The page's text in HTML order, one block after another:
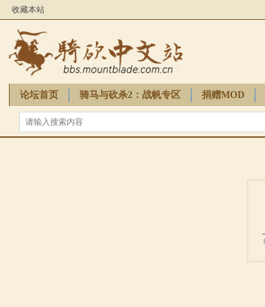
收藏本站
论坛首页 骑马与砍杀2：战帆专区 捐赠MOD
骑砍周边